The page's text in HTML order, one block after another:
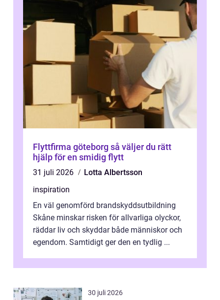
Flyttfirma göteborg så väljer du rätt
hjälp för en smidig flytt
31 juli 2026
Lotta Albertsson
inspiration
En väl genomförd brandskyddsutbildning
Skåne minskar risken för allvarliga olyckor,
räddar liv och skyddar både människor och
egendom. Samtidigt ger den en tydlig ...
30 juli 2026